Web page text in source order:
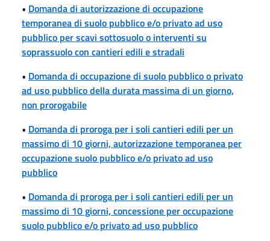
• Domanda di autorizzazione di occupazione
temporanea di suolo pubblico e/o privato ad uso
pubblico per scavi sottosuolo o interventi su
soprassuolo con cantieri edili e stradali
• Domanda di occupazione di suolo pubblico o privato
ad uso pubblico della durata massima di un giorno,
non prorogabile
• Domanda di proroga per i soli cantieri edili per un
massimo di 10 giorni, autorizzazione temporanea per
occupazione suolo pubblico e/o privato ad uso
pubblico
• Domanda di proroga per i soli cantieri edili per un
massimo di 10 giorni, concessione per occupazione
suolo pubblico e/o privato ad uso pubblico